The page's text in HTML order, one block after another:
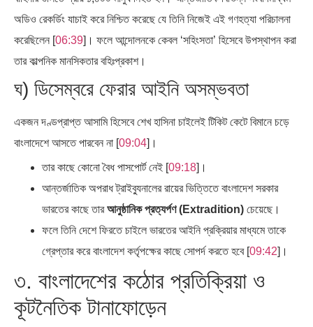
অডিও রেকর্ডিং যাচাই করে নিশ্চিত করেছে যে তিনি নিজেই এই গণহত্যা পরিচালনা
করেছিলেন [06:39]। ফলে আন্দোলনকে কেবল ‘সহিংসতা’ হিসেবে উপস্থাপন করা
তার কাল্পনিক মানসিকতার বহিঃপ্রকাশ।
ঘ) ডিসেম্বরে ফেরার আইনি অসম্ভবতা
একজন দণ্ডপ্রাপ্ত আসামি হিসেবে শেখ হাসিনা চাইলেই টিকিট কেটে বিমানে চড়ে
বাংলাদেশে আসতে পারবেন না [09:04]।
তার কাছে কোনো বৈধ পাসপোর্ট নেই [09:18]।
আন্তর্জাতিক অপরাধ ট্রাইব্যুনালের রায়ের ভিত্তিতে বাংলাদেশ সরকার
ভারতের কাছে তারআনুষ্ঠানিক প্রত্যর্পণ (Extradition) চেয়েছে।
ফলে তিনি দেশে ফিরতে চাইলে ভারতের আইনি প্রক্রিয়ার মাধ্যমে তাকে
গ্রেপ্তার করে বাংলাদেশ কর্তৃপক্ষের কাছে সোপর্দ করতে হবে [09:42]।
৩. বাংলাদেশের কঠোর প্রতিক্রিয়া ও
কূটনৈতিক টানাফোড়েন